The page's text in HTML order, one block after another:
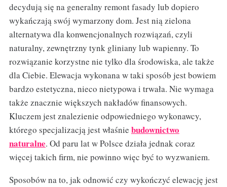
decydują się na generalny remont fasady lub dopiero
wykańczają swój wymarzony dom. Jest nią zielona
alternatywa dla konwencjonalnych rozwiązań, czyli
naturalny, zewnętrzny tynk gliniany lub wapienny. To
rozwiązanie korzystne nie tylko dla środowiska, ale także
dla Ciebie. Elewacja wykonana w taki sposób jest bowiem
bardzo estetyczna, nieco nietypowa i trwała. Nie wymaga
także znacznie większych nakładów finansowych.
Kluczem jest znalezienie odpowiedniego wykonawcy,
którego specjalizacją jest właśnie budownictwo
naturalne. Od paru lat w Polsce działa jednak coraz
więcej takich firm, nie powinno więc być to wyzwaniem.
Sposobów na to, jak odnowić czy wykończyć elewację jest